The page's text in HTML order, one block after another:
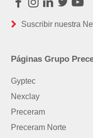
Facebook
Instagram
LinkedIn
Twitter
Suscribir nuestra
Páginas Grupo
Gyptec
Nexclay
Preceram
Preceram Norte